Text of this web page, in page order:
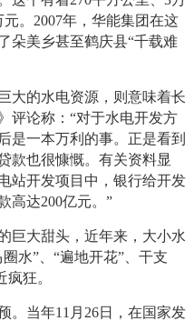
。2007年，华能集团在这
朵美乡甚至鹤庆县“千载难
的水电资源，则意味着长
评论称：“对于水电开发方
是一本万利的事。正是看到
款也很慷慨。有关资料显
站开发项目中，银行给开发
高达200亿元。”
大甜头，近年来，大小水
水”、“遍地开花”、干支
狂。
当年11月26日，在国家发